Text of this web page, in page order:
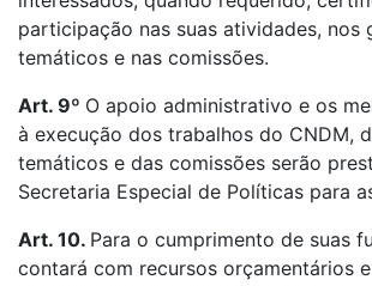
participação nas suas atividades, nos
temáticos e nas comissões.
Art. 9º O apoio administrativo e os
à execução dos trabalhos do CNDM,
temáticos e das comissões serão
Secretaria Especial de Políticas para
Art. 10. Para o cumprimento de suas
contará com recursos orçamentários